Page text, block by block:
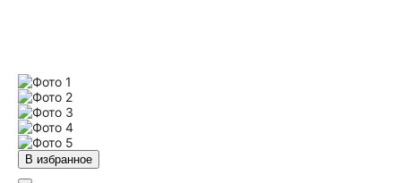
В избранное